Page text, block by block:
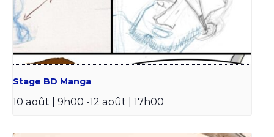
Stage BD Manga
10 août | 9h00 -12 août | 17h00